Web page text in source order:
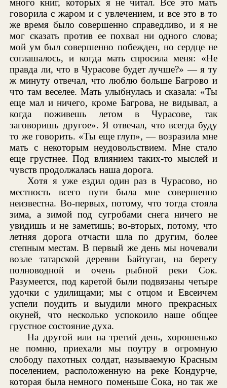
много книг, которых я не читал. Все это мать
говорила с жаром и с увлечением, и все это в то
же время было совершенно справедливо, и я не
мог сказать против ее похвал ни одного слова;
мой ум был совершенно побежден, но сердце не
соглашалось, и когда мать спросила меня: «Не
правда ли, что в Чурасове будет лучше?» — я ту
ж минуту отвечал, что люблю больше Багрово и
что там веселее. Мать улыбнулась и сказала: «Ты
еще мал и ничего, кроме Багрова, не видывал, а
когда поживешь летом в Чурасове, так
заговоришь другое». Я отвечал, что всегда буду
то же говорить. «Ты еще глуп», — возразила мне
мать с некоторым неудовольствием. Мне стало
еще грустнее. Под влиянием таких-то мыслей и
чувств продолжалась наша дорога.
Хотя я уже ездил один раз в Чурасово, но
местность всего пути была мне совершенно
неизвестна. Во-первых, потому, что тогда стояла
зима, а зимой под сугробами снега ничего не
увидишь и не заметишь; во-вторых, потому, что
летняя дорога отчасти шла по другим, более
степным местам. В первый же день мы ночевали
возле татарской деревни Байтуган, на берегу
полноводной и очень рыбной реки Сок.
Разумеется, под каретой были подвязаны четыре
удочки с удилищами; мы с отцом и Евсеичем
успели поудить и выудили много прекрасных
окуней, что несколько успокоило наше общее
грустное состояние духа.
На другой или на третий день, хорошенько
не помню, приехали мы поутру в огромную
слободу пахотных солдат, называемую Красным
поселением, расположенную на реке Кондурче,
которая была немного поменьше Сока, но так же